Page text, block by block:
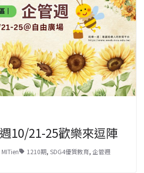
10/21-25歡樂來逗陣
1210期, SDG4優質教育, 企管週